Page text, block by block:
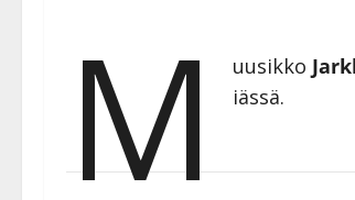
M uusikko
iässä.